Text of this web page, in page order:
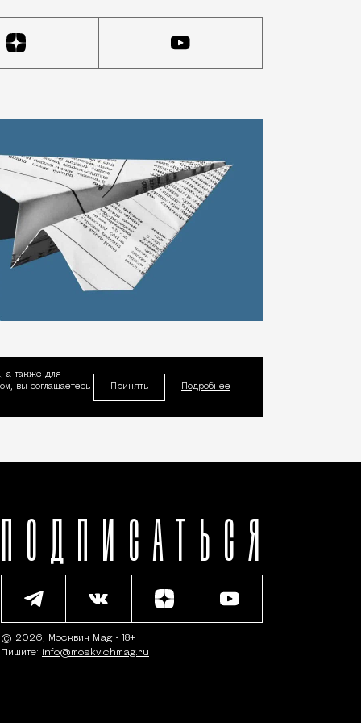
а также для
вы соглашаетесь
Принять Подробнее
ПОДПИСАТЬСЯ
© 2026, Москвич Mag • 18+
Пишите: info@moskvichmag.ru